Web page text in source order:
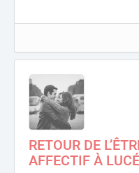
RETOUR DE
AFFECTIF À